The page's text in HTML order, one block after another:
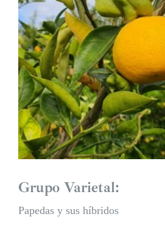
Grupo Varietal:
Papedas y sus híbridos